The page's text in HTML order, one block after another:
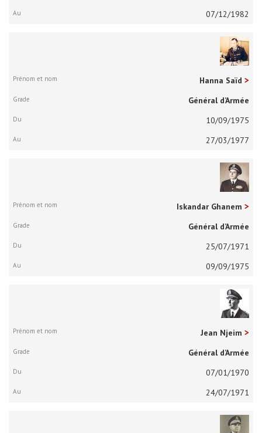
07/12/1982
Hanna Saïd
Général d’Armée
10/09/1975
27/03/1977
Iskandar Ghanem
Général d’Armée
25/07/1971
09/09/1975
Jean Njeim
Général d’Armée
07/01/1970
24/07/1971